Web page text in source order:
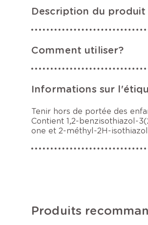
Description du produit
Comment utiliser?
Informations sur
Tenir hors de portée des
Contient 1,2-benzisothiazol-
one et 2-méthyl-2H-
Produits